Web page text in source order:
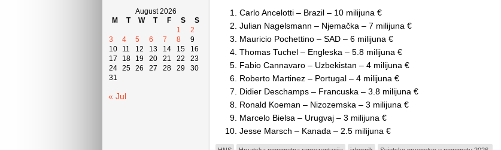
August 2026
M
T W T F S
S
1
2
3
4 5 6 7 8
9
10
11 12 13 14 15
16
17
18 19 20 21 22
23
24 25 26 27 28 29
30
31
« Jul
Carlo Ancelotti – Brazil – 10 milijuna €
Julian Nagelsmann – Njemačka – 7 milijuna €
Mauricio Pochettino – SAD – 6 milijuna €
Thomas Tuchel – Engleska – 5.8 milijuna €
Fabio Cannavaro – Uzbekistan – 4 milijuna €
Roberto Martinez – Portugal – 4 milijuna €
Didier Deschamps – Francuska – 3.8 milijuna €
Ronald Koeman – Nizozemska – 3 milijuna €
Marcelo Bielsa – Urugvaj – 3 milijuna €
Jesse Marsch – Kanada – 2.5 milijuna €